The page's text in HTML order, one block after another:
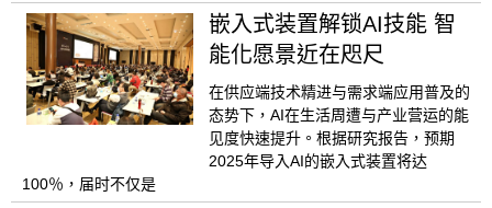
嵌入式装置解锁AI技能 智
能化愿景近在咫尺
在供应端技术精进与需求端应用普及的
态势下，AI在生活周遭与产业营运的能
见度快速提升。根据研究报告，预期
2025年导入AI的嵌入式装置将达
100％，届时不仅是